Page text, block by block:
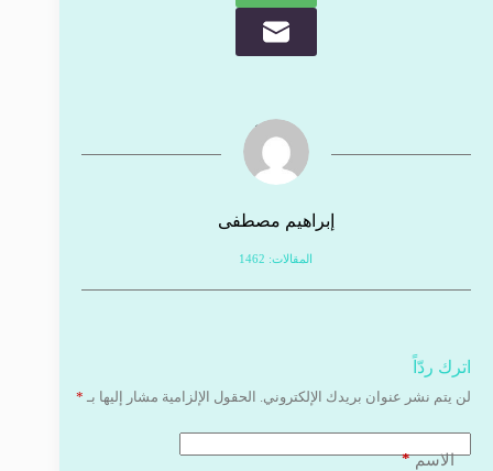
إبراهيم مصطفى
المقالات: 1462
اترك ردّاً
لن يتم نشر عنوان بريدك الإلكتروني. الحقول الإلزامية مشار إليها بـ *
الاسم*